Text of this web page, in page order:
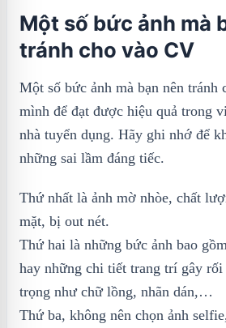
Một số bức ảnh mà
tránh cho vào CV
Một số bức ảnh mà bạn nên tránh
mình để đạt được hiệu quả trong
nhà tuyển dụng. Hãy ghi nhớ để
những sai lầm đáng tiếc.
Thứ nhất là ảnh mờ nhòe, chất
mặt, bị out nét.
Thứ hai là những bức ảnh bao
hay những chi tiết trang trí gây rối
trọng như chữ lồng, nhãn dán,…
Thứ ba, không nên chọn ảnh